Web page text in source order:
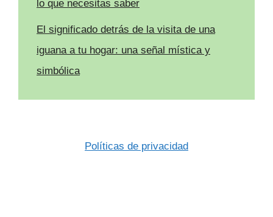
lo que necesitas saber
El significado detrás de la visita de una
iguana a tu hogar: una señal mística y
simbólica
Políticas de privacidad